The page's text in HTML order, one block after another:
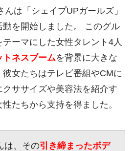
は「シェイプUPガールズ」
を開始しました。 このグル
ーマにした女性タレント4人
トネスブームを背景に大きな
女たちはテレビ番組やCMに
ササイズや美容法を紹介す
たちから支持を得ました。
は、その引き締まったボデ